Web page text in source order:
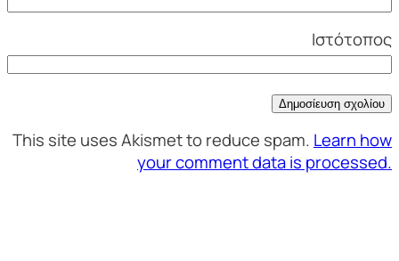
Ιστότοπος
This site uses Akismet to reduce spam. Learn how
your comment data is processed.